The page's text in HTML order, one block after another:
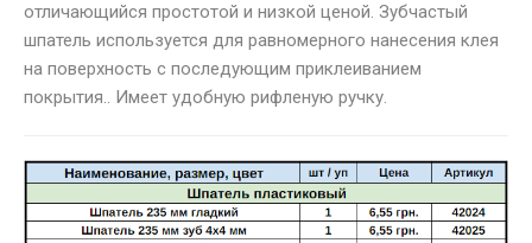
отличающийся простотой и низкой ценой. Зубчастый
шпатель используется для равномерного нанесения клея
на поверхность с последующим приклеиванием
покрытия.. Имеет удобную рифленую ручку.